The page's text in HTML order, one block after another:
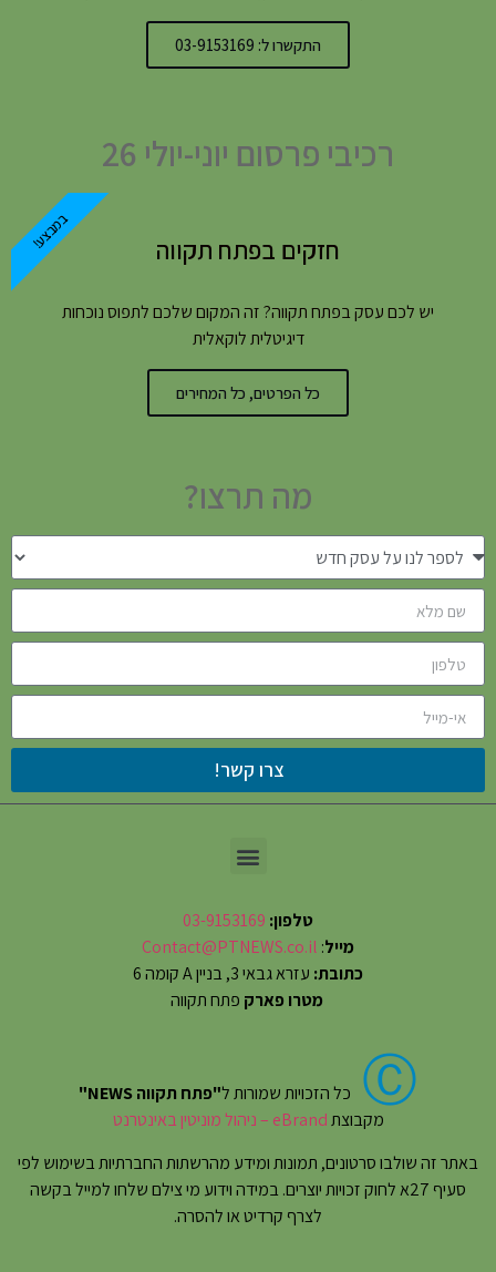
התקשרו ל: 03-9153169
רכיבי פרסום יוני-יולי 26
חזקים בפתח תקווה
יש לכם עסק בפתח תקווה? זה המקום שלכם לתפוס נוכחות
דיגיטלית לוקאלית
כל הפרטים, כל המחירים
במבצע!
מה תרצו?
צרו קשר!
טלפון: 03-9153169
מייל:
Contact@PTNEWS.co.il
כתובת: עזרא גבאי 3, בניין A קומה 6
מטרו פארק פתח תקווה
Ⓒ כל הזכויות שמורות ל"פתח תקווה NEWS"
מקבוצתeBrand – ניהול מוניטין באינטרנט
באתר זה שולבו סרטונים, תמונות ומידע מהרשתות החברתיות בשימוש לפי
סעיף 27א לחוק זכויות יוצרים. במידה וידוע מי צילם שלחו למייל בקשה
לצרף קרדיט או להסרה.